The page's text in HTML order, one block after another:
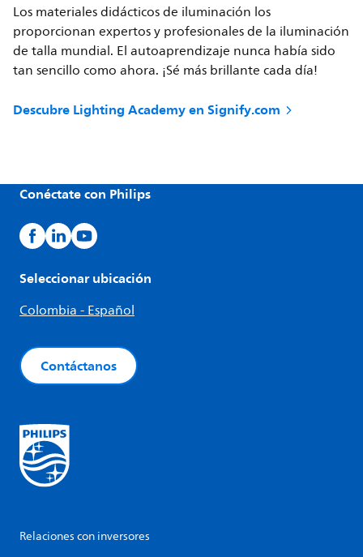
Los materiales didácticos de iluminación los
proporcionan expertos y profesionales de la iluminación
de talla mundial. El autoaprendizaje nunca había sido
tan sencillo como ahora. ¡Sé más brillante cada día!
Descubre Lighting Academy en Signify.com
Conéctate con Philips
Seleccionar ubicación
Colombia - Español
Contáctanos
Relaciones con inversores